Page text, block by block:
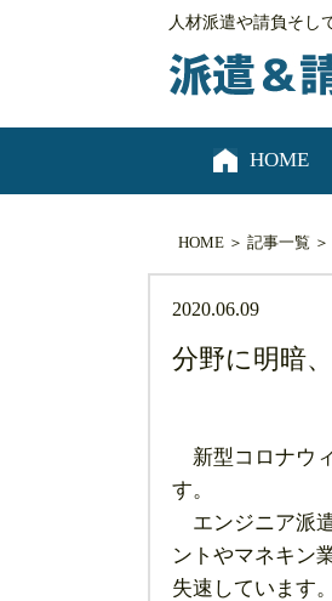
人材派遣や請負そし
HOME
HOME ＞ 記事一覧 ＞
2020.06.09
分野に明暗
新型コロナウ
す。
エンジニア派
ントやマネキン
失速しています。